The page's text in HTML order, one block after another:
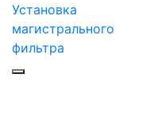
Установка
магистрального
фильтра